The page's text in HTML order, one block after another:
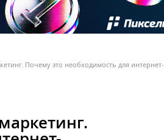
Почему это необходимость для интернет-